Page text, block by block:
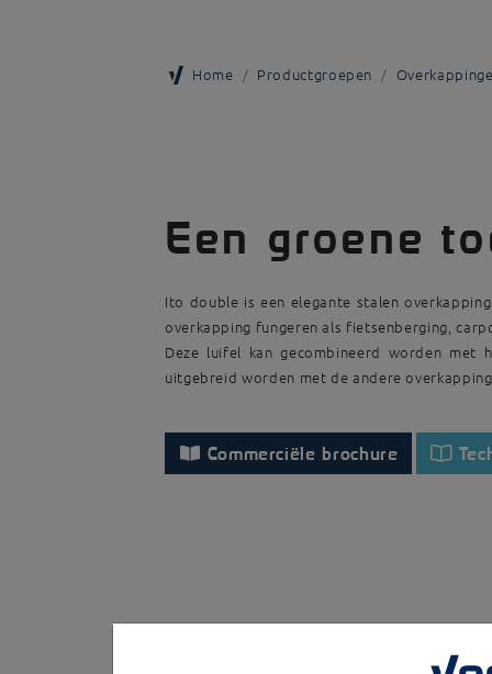
Home Productgroepen
Een groene
Ito double is een elegante stalen
overkapping fungeren als fietsenberging,
Deze luifel kan gecombineerd worden met
uitgebreid worden met de andere
Commerciële brochure